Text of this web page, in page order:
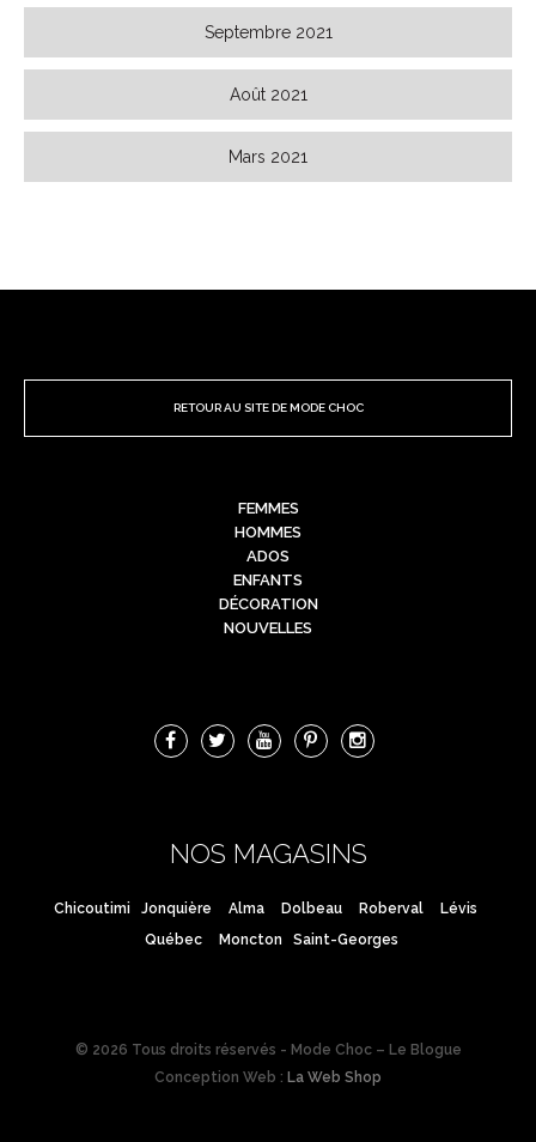
Septembre 2021
Août 2021
Mars 2021
RETOUR AU SITE DE MODE CHOC
FEMMES
HOMMES
ADOS
ENFANTS
DÉCORATION
NOUVELLES
NOS MAGASINS
Chicoutimi Jonquière Alma Dolbeau Roberval
Lévis
Québec
Moncton Saint-Georges
© 2026 Tous droits réservés - Mode Choc – Le Blogue
Conception Web : La Web Shop